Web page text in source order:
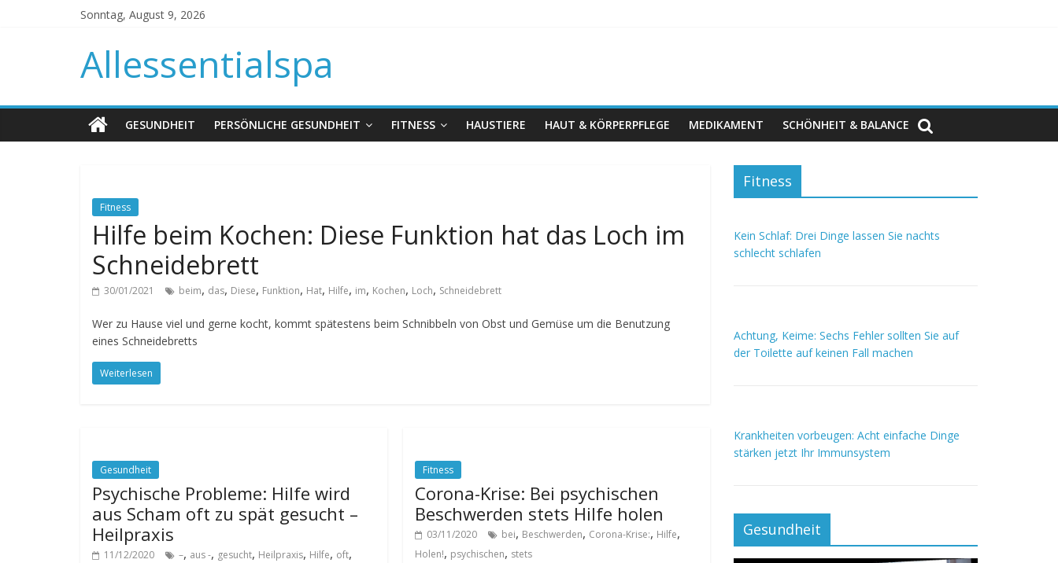
Sonntag, August 9, 2026
Allessentialspa
GESUNDHEIT PERSÖNLICHE GESUNDHEIT FITNESS HAUSTIERE HAUT & KÖRPERPFLEGE MEDIKAMENT SCHÖNHEIT & BALANCE
Fitness
Hilfe beim Kochen: Diese Funktion hat das Loch im
Schneidebrett
30/01/2021 beim, das, Diese, Funktion, Hat, Hilfe, im, Kochen, Loch, Schneidebrett
Wer zu Hause viel und gerne kocht, kommt spätestens beim Schnibbeln von Obst und Gemüse um die Benutzung
eines Schneidebretts
Weiterlesen
Gesundheit
Psychische Probleme: Hilfe wird
aus Scham oft zu spät gesucht –
Heilpraxis
11/12/2020 –, aus -, gesucht, Heilpraxis, Hilfe, oft,
Fitness
Corona-Krise: Bei psychischen
Beschwerden stets Hilfe holen
03/11/2020 bei, Beschwerden, Corona-Krise:, Hilfe,
Holen!, psychischen, stets
Fitness
Kein Schlaf: Drei Dinge lassen Sie nachts
schlecht schlafen
Achtung, Keime: Sechs Fehler sollten Sie auf
der Toilette auf keinen Fall machen
Krankheiten vorbeugen: Acht einfache Dinge
stärken jetzt Ihr Immunsystem
Gesundheit